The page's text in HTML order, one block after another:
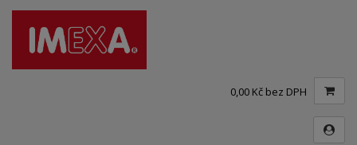
0,00 Kč bez DPH